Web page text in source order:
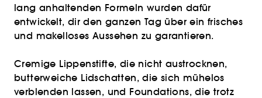
lang anhaltenden Formeln wurden dafür
entwickelt, dir den ganzen Tag über ein frisches
und makelloses Aussehen zu garantieren.
Cremige Lippenstifte, die nicht austrocknen,
butterweiche Lidschatten, die sich mühelos
verblenden lassen, und Foundations, die trotz